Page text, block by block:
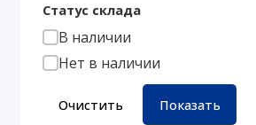
Статус склада
В наличии
Нет в наличии
Очистить Показать